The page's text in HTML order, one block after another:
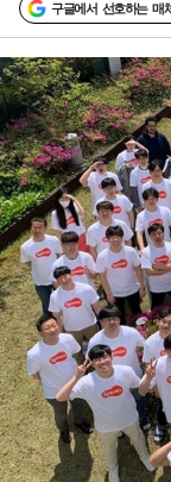
구글에서 선호하는 매